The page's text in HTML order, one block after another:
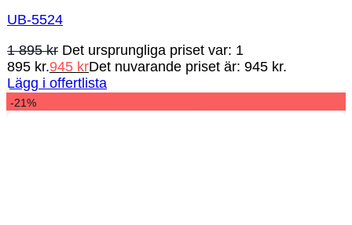
UB-5524
1 895kr Det ursprungliga priset var: 1
895 kr.945 krDet nuvarande priset är: 945 kr.
Lägg i offertlista
-21%